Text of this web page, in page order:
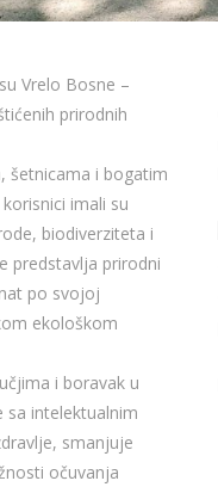
Vrelo Bosne –
prirodnih
šetnicama i bogatim
imali su
biodiverziteta i
predstavlja prirodni
po svojoj
ekološkom
i boravak u
sa intelektualnim
smanjuje
očuvanja